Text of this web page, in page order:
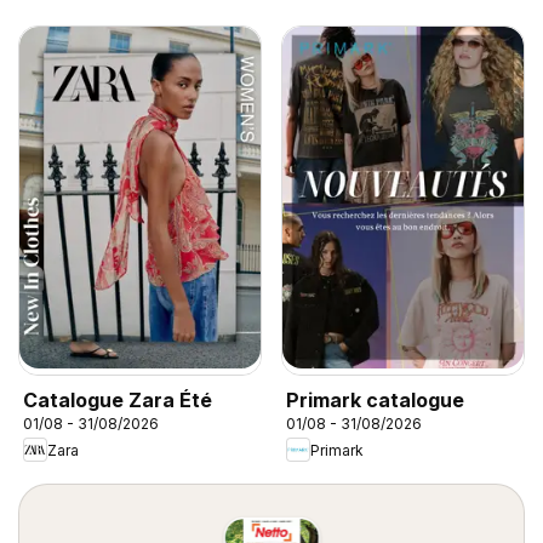
Catalogue Zara Été
01/08 - 31/08/2026
Zara
Primark catalogue
01/08 - 31/08/2026
Primark